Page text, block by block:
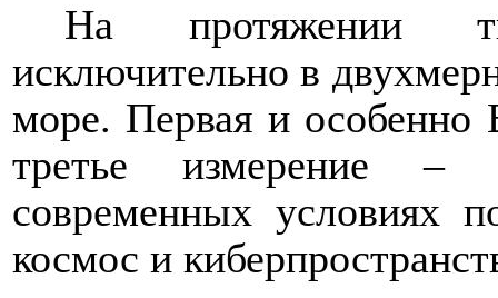
На протяжении
исключительно в
море. Первая и особенно
третье измерение –
современных условиях
космос и